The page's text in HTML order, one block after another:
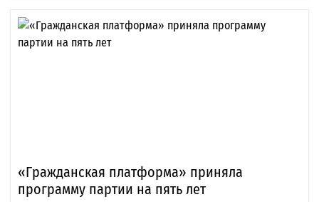
«Гражданская платформа» приняла
программу партии на пять лет